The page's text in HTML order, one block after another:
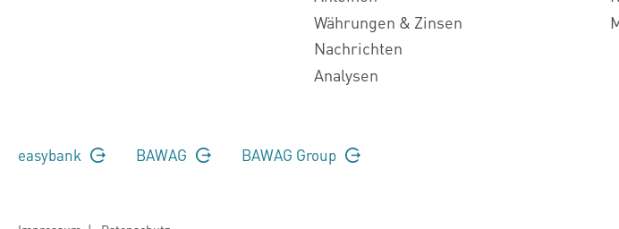
Währungen & Zinsen
Nachrichten
Analysen
easybank BAWAG BAWAG Group